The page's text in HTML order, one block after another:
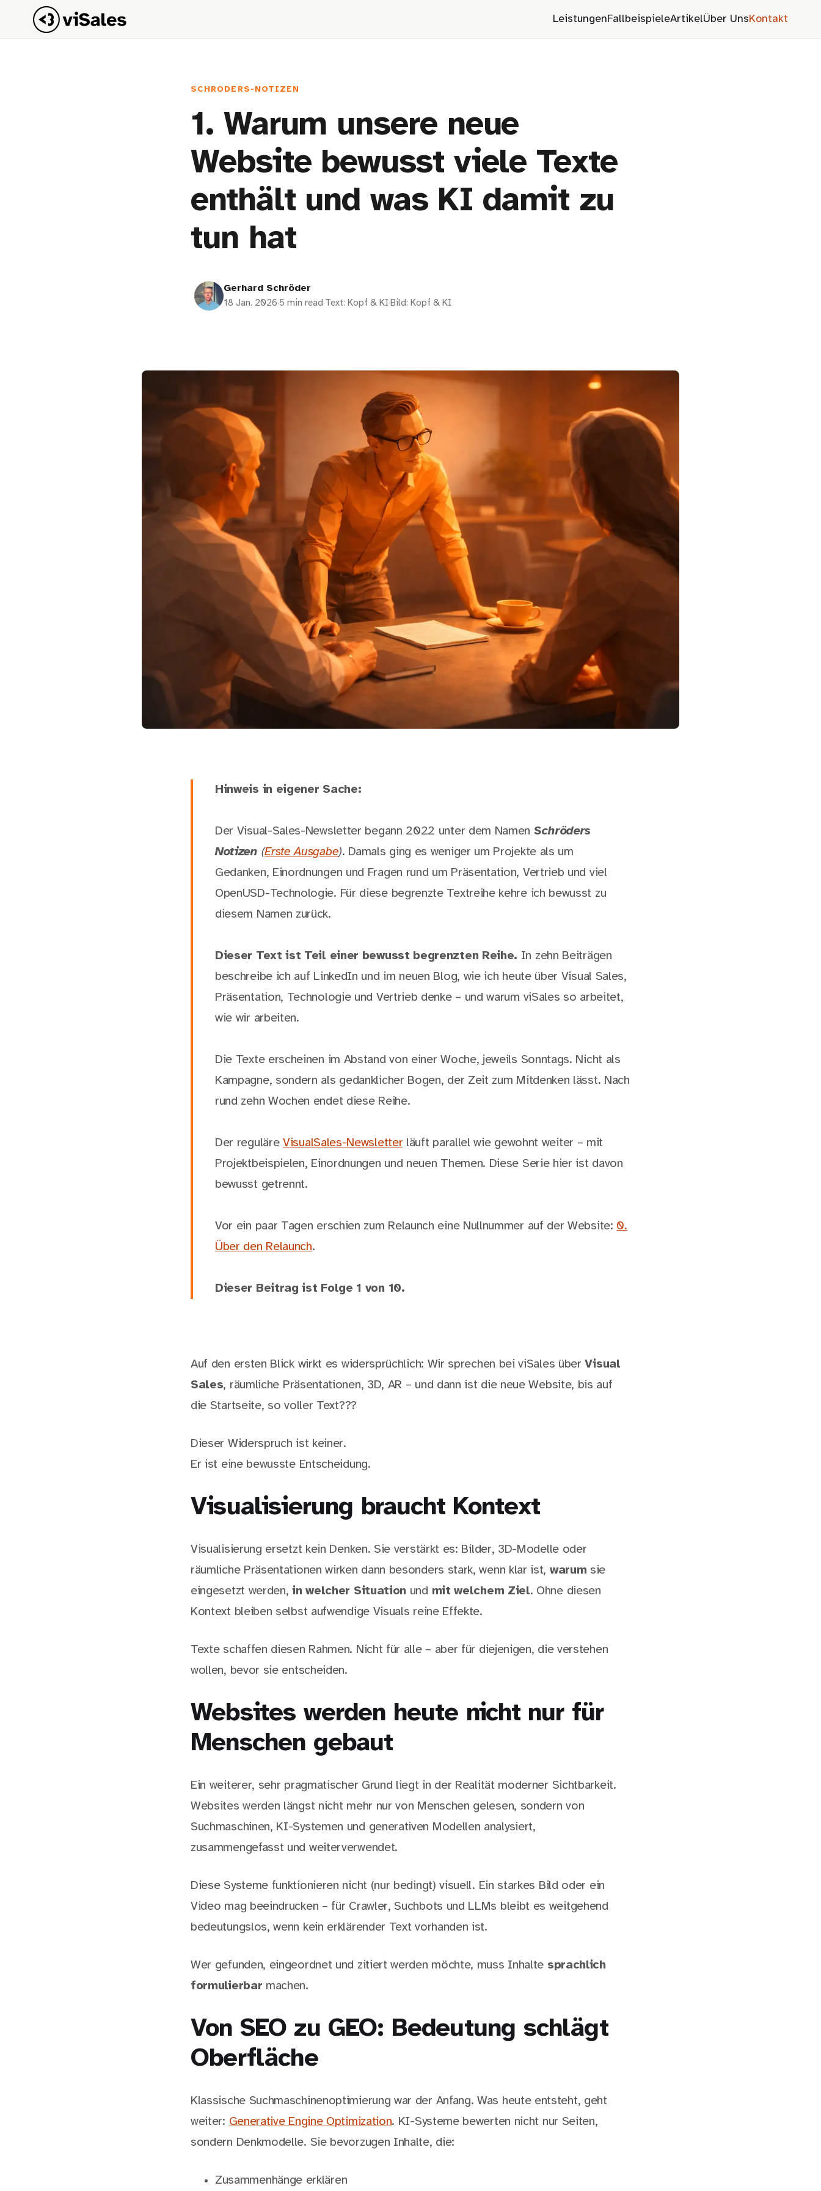
LeistungenFallbeispieleArtikelÜber UnsKontakt
SCHRODERS-NOTIZEN
1. Warum unsere neue
Website bewusst viele Texte
enthält und was KI damit zu
tun hat
Gerhard Schröder
18 Jan. 2026·5 min read·Text: Kopf & KI·Bild: Kopf & KI
Hinweis in eigener Sache:
Der Visual-Sales-Newsletter begann 2022 unter dem Namen Schröders
Notizen (Erste Ausgabe). Damals ging es weniger um Projekte als um
Gedanken, Einordnungen und Fragen rund um Präsentation, Vertrieb und viel
OpenUSD-Technologie. Für diese begrenzte Textreihe kehre ich bewusst zu
diesem Namen zurück.
Dieser Text ist Teil einer bewusst begrenzten Reihe. In zehn Beiträgen
beschreibe ich auf LinkedIn und im neuen Blog, wie ich heute über Visual Sales,
Präsentation, Technologie und Vertrieb denke – und warum viSales so arbeitet,
wie wir arbeiten.
Die Texte erscheinen im Abstand von einer Woche, jeweils Sonntags. Nicht als
Kampagne, sondern als gedanklicher Bogen, der Zeit zum Mitdenken lässt. Nach
rund zehn Wochen endet diese Reihe.
Der reguläreVisualSales-Newsletter läuft parallel wie gewohnt weiter – mit
Projektbeispielen, Einordnungen und neuen Themen. Diese Serie hier ist davon
bewusst getrennt.
Vor ein paar Tagen erschien zum Relaunch eine Nullnummer auf der Website: 0.
Über den Relaunch.
Dieser Beitrag ist Folge 1 von 10.
Auf den ersten Blick wirkt es widersprüchlich: Wir sprechen bei viSales überVisual
Sales, räumliche Präsentationen, 3D, AR – und dann ist die neue Website, bis auf
die Startseite, so voller Text???
Dieser Widerspruch ist keiner.
Er ist eine bewusste Entscheidung.
Visualisierung braucht Kontext
Visualisierung ersetzt kein Denken. Sie verstärkt es: Bilder, 3D-Modelle oder
räumliche Präsentationen wirken dann besonders stark, wenn klar ist, warum sie
eingesetzt werden,in welcher Situation und mit welchem Ziel. Ohne diesen
Kontext bleiben selbst aufwendige Visuals reine Effekte.
Texte schaffen diesen Rahmen. Nicht für alle – aber für diejenigen, die verstehen
wollen, bevor sie entscheiden.
Websites werden heute nicht nur für
Menschen gebaut
Ein weiterer, sehr pragmatischer Grund liegt in der Realität moderner Sichtbarkeit.
Websites werden längst nicht mehr nur von Menschen gelesen, sondern von
Suchmaschinen, KI-Systemen und generativen Modellen analysiert,
zusammengefasst und weiterverwendet.
Diese Systeme funktionieren nicht (nur bedingt) visuell. Ein starkes Bild oder ein
Video mag beeindrucken – für Crawler, Suchbots und LLMs bleibt es weitgehend
bedeutungslos, wenn kein erklärender Text vorhanden ist.
Wer gefunden, eingeordnet und zitiert werden möchte, muss Inhalte sprachlich
formulierbar machen.
Von SEO zu GEO: Bedeutung schlägt
Oberfläche
Klassische Suchmaschinenoptimierung war der Anfang. Was heute entsteht, geht
weiter: Generative Engine Optimization. KI-Systeme bewerten nicht nur Seiten,
sondern Denkmodelle. Sie bevorzugen Inhalte, die:
Zusammenhänge erklären